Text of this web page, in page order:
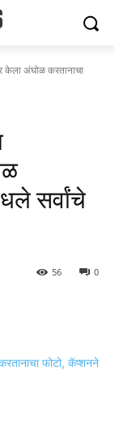
केला अंघोळ करतानाचा
सर्वांचे
0
56